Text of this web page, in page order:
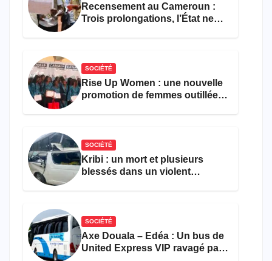
Recensement au Cameroun :
Trois prolongations, l’État ne
SOCIÉTÉ
Rise Up Women : une nouvelle
promotion de femmes outillées
SOCIÉTÉ
Kribi : un mort et plusieurs
blessés dans un violent
SOCIÉTÉ
Axe Douala – Edéa : Un bus de
United Express VIP ravagé par